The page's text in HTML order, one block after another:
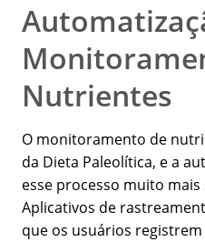
Nutrientes
O monitoramento de
da Dieta Paleolítica, e a
esse processo muito
Aplicativos de
que os usuários